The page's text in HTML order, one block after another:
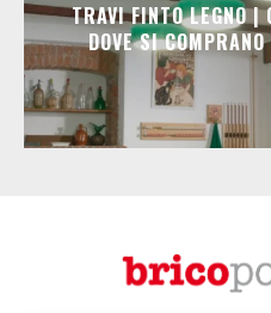
TRAVI FINTO LEGNO |
DOVE SI